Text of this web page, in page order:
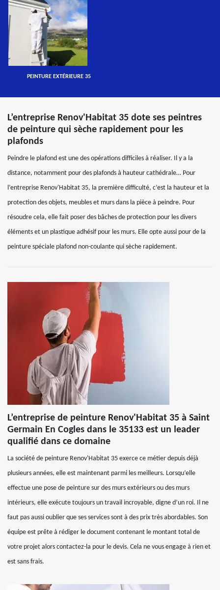
PEINTURE EXTÉRIEURE 35
L’entreprise Renov'Habitat 35 dote ses peintres
de peinture qui sèche rapidement pour les
plafonds
Peindre le plafond est une des opérations difficiles à réaliser. Il y a la
distance, notamment pour des plafonds à hauteur cathédrale… Pour
l’entreprise Renov'Habitat 35, la première difficulté, c’est la hauteur et la
protection des objets, meubles et murs dans la pièce à peindre. Pour
résoudre cela, elle fait poser des bâches de protection pour les divers
éléments et un plastique adhésif pour les murs. Elle opte aussi pour de la
peinture spéciale plafond non-coulante qui sèche rapidement.
L’entreprise de peinture Renov'Habitat 35 à Saint
Germain En Cogles dans le 35133 est un leader
qualifié dans ce domaine
La société de peinture Renov'Habitat 35 exerce ce métier depuis déjà
plusieurs années, elle est maintenant parmi les meilleurs. Lorsqu’elle
effectue une pose de peinture sur des murs extérieurs ou des murs
intérieurs, elle exécute toujours un travail incroyable, digne d’un roi. Il ne
faut pas aussi oublier que ses services sont à des prix très abordables. Son
équipe est prête à rédiger le document contenant le montant total de
votre projet alors contactez-la pour le devis. Cela ne vous engage à rien et
est sans frais.